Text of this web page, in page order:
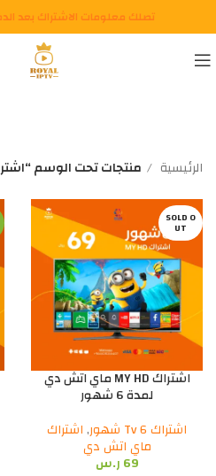
تصلك معلومات الاشتراك بعد
الرئيسية منتجات تحت الوسم
SOLD O
UT
اشتراك MY HD ماي اتش دي
لمدة 6 شهور
اشتراك Tv 6 شهور
,اشتراك
ماي اتش دي
69ر.س